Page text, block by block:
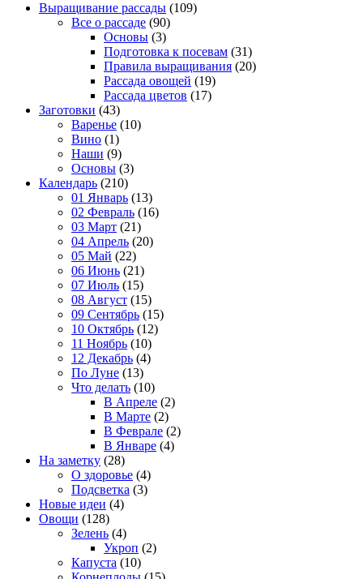
Выращивание рассады (109)
Все о рассаде (90)
Основы (3)
Подготовка к посевам (31)
Правила выращивания (20)
Рассада овощей (19)
Рассада цветов (17)
Заготовки (43)
Варенье (10)
Вино (1)
Наши (9)
Основы (3)
Календарь (210)
01 Январь (13)
02 Февраль (16)
03 Март (21)
04 Апрель (20)
05 Май (22)
06 Июнь (21)
07 Июль (15)
08 Август (15)
09 Сентябрь (15)
10 Октябрь (12)
11 Ноябрь (10)
12 Декабрь (4)
По Луне (13)
Что делать (10)
В Апреле (2)
В Марте (2)
В Феврале (2)
В Январе (4)
На заметку (28)
О здоровье (4)
Подсветка (3)
Новые идеи (4)
Овощи (128)
Зелень (4)
Укроп (2)
Капуста (10)